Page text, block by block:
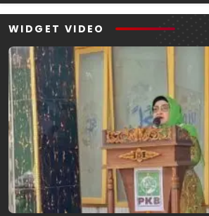
WIDGET VIDEO